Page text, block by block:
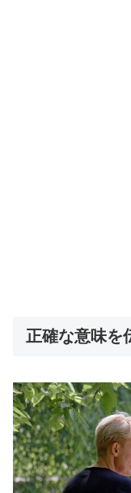
正確な意味を